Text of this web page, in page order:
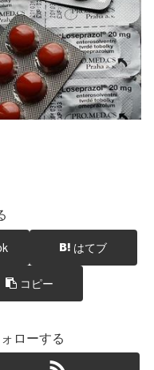
はてブ
コピー
ローする